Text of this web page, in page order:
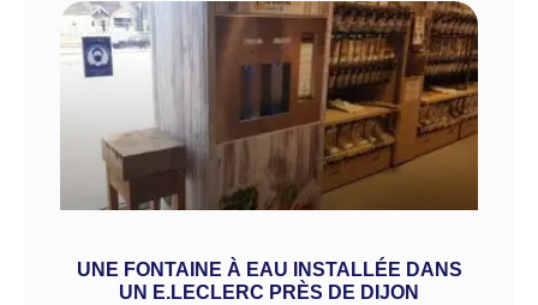
UNE FONTAINE À EAU INSTALLÉE DANS
UN E.LECLERC PRÈS DE DIJON